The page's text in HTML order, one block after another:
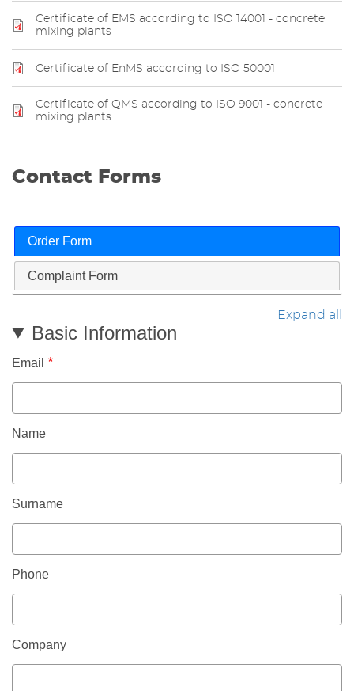
Certificate of EMS according to ISO 14001 - concrete
mixing plants
Certificate of EnMS according to ISO 50001
Certificate of QMS according to ISO 9001 - concrete
mixing plants
Contact Forms
Order Form
Complaint Form
Expand all
Basic Information
Email
Name
Surname
Phone
Company